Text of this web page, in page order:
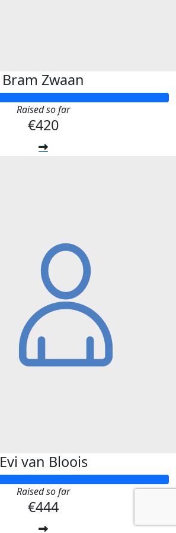
Bram Zwaan
Raised so far
€420
Evi van Bloois
Raised so far
€444